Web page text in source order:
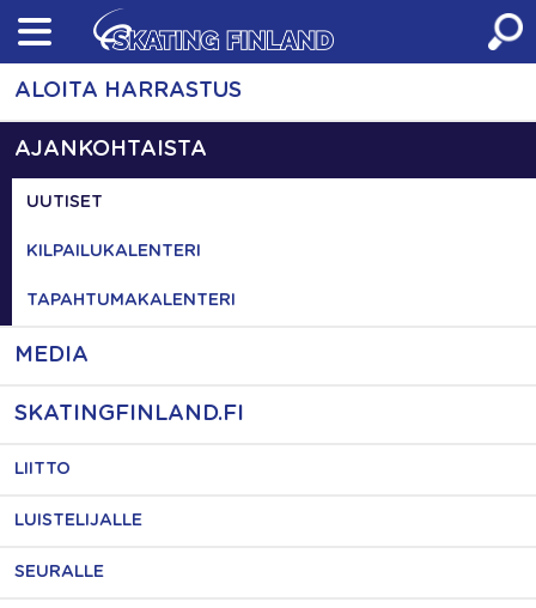
Skip
content
ALOITA HARRASTUS
AJANKOHTAISTA
UUTISET
KILPAILUKALENTERI
TAPAHTUMAKALENTERI
MEDIA
SKATINGFINLAND.FI
LIITTO
LUISTELIJALLE
SEURALLE